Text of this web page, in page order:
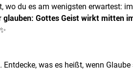
wo du es am wenigsten erwartest:
glauben: Gottes Geist wirkt mitten
was es heißt, wenn